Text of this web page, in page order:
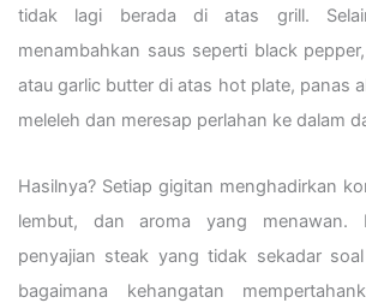
tidak lagi berada di atas grill.
menambahkan saus seperti black
atau garlic butter di atas hot plate, panas
meleleh dan meresap perlahan ke dalam
Hasilnya? Setiap gigitan menghadirkan
lembut, dan aroma yang menawan.
penyajian steak yang tidak sekadar
bagaimana kehangatan